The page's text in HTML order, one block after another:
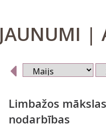
JAUNUMI |
Limbažos
nodarbības